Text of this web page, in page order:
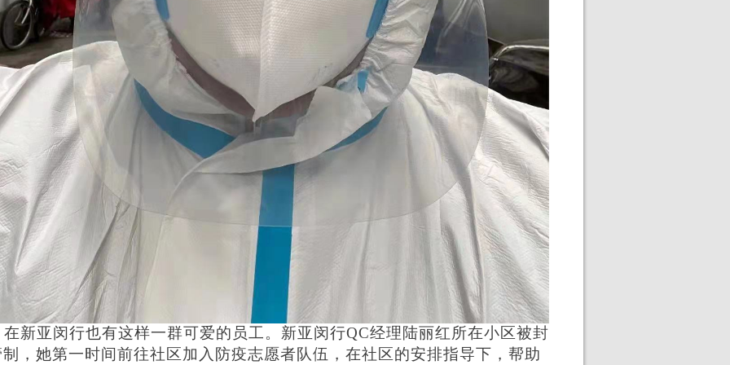
在新亚闵行也有这样一群可爱的员工。新亚闵行QC经理陆丽红所在小区被封
，她第一时间前往社区加入防疫志愿者队伍，在社区的安排指导下，帮助